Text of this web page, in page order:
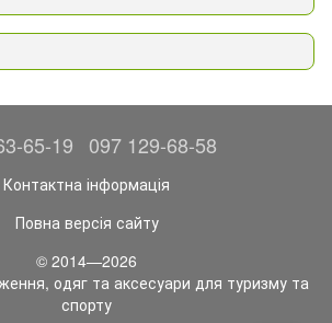
65-19 097 129-68-58
Контактна інформація
Повна версія сайту
© 2014—2026
одяг та аксесуари для туризму та
спорту